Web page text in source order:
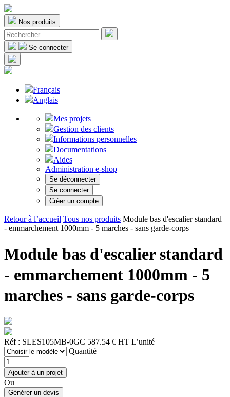
Nos produits
Se connecter
Français
Anglais
Mes projets
Gestion des clients
Informations personnelles
Documentations
Aides
Administration e-shop
Se déconnecter
Se connecter
Créer un compte
Retour à l’accueil Tous nos produits Module bas d'escalier standard
- emmarchement 1000mm - 5 marches - sans garde-corps
Module bas d'escalier standard
- emmarchement 1000mm - 5
marches - sans garde-corps
Réf : SLES105MB-0GC 587.54 € HT L’unité
Quantité
Ou